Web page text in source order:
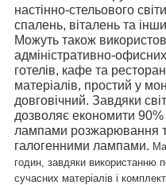
настінно-стельового
спалень, віталень та
Можуть також
адміністративно-
готелів, кафе та
матеріалів, простий у
довговічний. Завдяки
дозволяє економити 90%
лампами розжарювання
галогенними лампами.
годин, завдяки використанню
сучасних матеріалів і